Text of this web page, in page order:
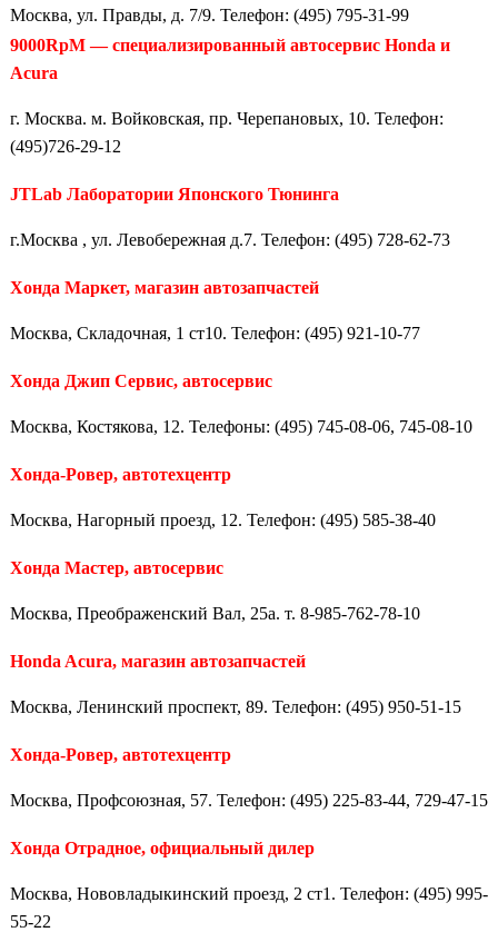
Москва, ул. Правды, д. 7/9. Телефон: (495) 795-31-99
9000RpM — специализированный автосервис Honda и
Acura
г. Москва. м. Войковская, пр. Черепановых, 10. Телефон:
(495)726-29-12
JTLab Лаборатории Японского Тюнинга
г.Москва , ул. Левобережная д.7. Телефон: (495) 728-62-73
Хонда Маркет, магазин автозапчастей
Москва, Складочная, 1 ст10. Телефон: (495) 921-10-77
Хонда Джип Сервис, автосервис
Москва, Костякова, 12. Телефоны: (495) 745-08-06, 745-08-10
Хонда-Ровер, автотехцентр
Москва, Нагорный проезд, 12. Телефон: (495) 585-38-40
Хонда Мастер, автосервис
Москва, Преображенский Вал, 25а. т. 8-985-762-78-10
Honda Acura, магазин автозапчастей
Москва, Ленинский проспект, 89. Телефон: (495) 950-51-15
Хонда-Ровер, автотехцентр
Москва, Профсоюзная, 57. Телефон: (495) 225-83-44, 729-47-15
Хонда Отрадное, официальный дилер
Москва, Нововладыкинский проезд, 2 ст1. Телефон: (495) 995-
55-22